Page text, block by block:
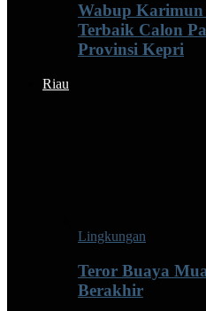
Wabup
Terbaik Calon
Provinsi Kepri
Riau
Lingkungan
Teror Buaya
Berakhir